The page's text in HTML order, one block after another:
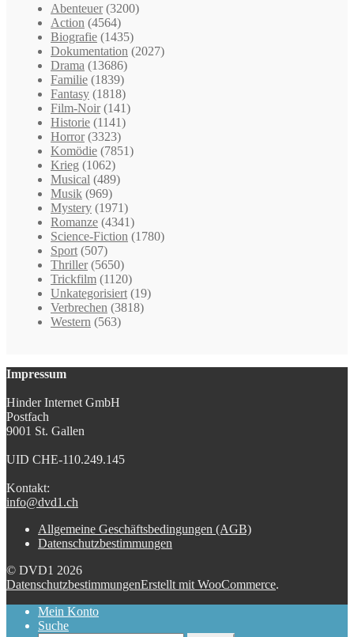
Abenteuer (3200)
Action (4564)
Biografie (1435)
Dokumentation (2027)
Drama (13686)
Familie (1839)
Fantasy (1818)
Film-Noir (141)
Historie (1141)
Horror (3323)
Komödie (7851)
Krieg (1062)
Musical (489)
Musik (969)
Mystery (1971)
Romanze (4341)
Science-Fiction (1780)
Sport (507)
Thriller (5650)
Trickfilm (1120)
Unkategorisiert (19)
Verbrechen (3818)
Western (563)
Impressum
Hinder Internet GmbH
Postfach
9001 St. Gallen
UID CHE-110.249.145
Kontakt:
info@dvd1.ch
Allgemeine Geschäftsbedingungen (AGB)
Datenschutzbestimmungen
© DVD1 2026
DatenschutzbestimmungenErstellt mit WooCommerce.
Mein Konto
Suche